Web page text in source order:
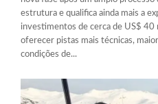
estrutura e qualifica ainda mais a
investimentos de cerca de US$ 40
oferecer pistas mais técnicas,
condições de...